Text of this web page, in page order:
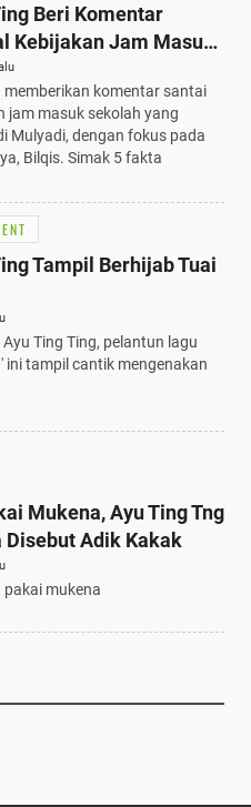
Beri Komentar
Kebijakan Jam Masuk
Mulyadi, 5 Fakta
memberikan komentar santai
jam masuk sekolah yang
Mulyadi, dengan fokus pada
Bilqis. Simak 5 fakta
Tampil Berhijab Tuai
Ting Ting, pelantun lagu
ini tampil cantik mengenakan
Mukena, Ayu Ting Tng
Disebut Adik Kakak
pakai mukena